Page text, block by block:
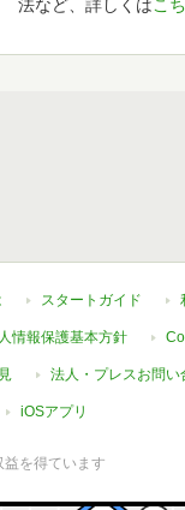
法など、詳しくはこ
スタートガイド
情報保護基本方針
法人・プレスお問い
iOSアプリ
を得ています